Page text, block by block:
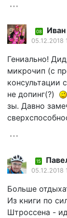
08
05.12.2018
Гениально!
микрочип (с
консультации
не допинг(?)
зы. Давно
15
05.12.2018
Больше
Из книги по
Штроссена -